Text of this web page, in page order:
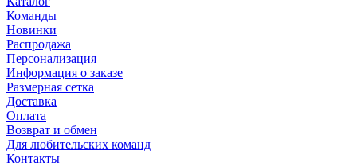
Команды
Новинки
Распродажа
Персонализация
Информация о заказе
Размерная сетка
Доставка
Оплата
Возврат и обмен
Для любительских команд
Контакты